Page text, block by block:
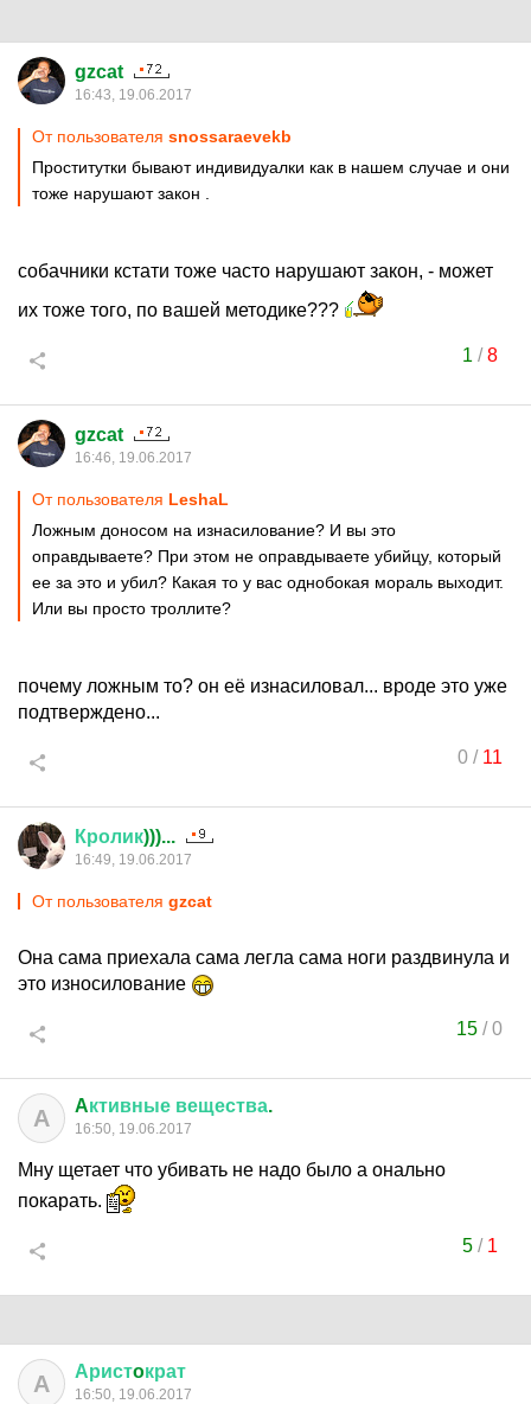
gzcat
16:43, 19.06.2017
От пользователя snossaraevekb
Проститутки бывают индивидуалки как в нашем случае и они
тоже нарушают закон .
собачники кстати тоже часто нарушают закон, - может
их тоже того, по вашей методике???
1 /8
gzcat
16:46, 19.06.2017
От пользователя LeshaL
Ложным доносом на изнасилование? И вы это
оправдываете? При этом не оправдываете убийцу, который
ее за это и убил? Какая то у вас однобокая мораль выходит.
Или вы просто троллите?
почему ложным то? он её изнасиловал... вроде это уже
подтверждено...
0/ 11
Кролик)))...
16:49, 19.06.2017
От пользователя gzcat
Она сама приехала сама легла сама ноги раздвинула и
это износилование
15 /0
A Aктивные вещества.
16:50, 19.06.2017
Мну щетает что убивать не надо было а онально
покарать.
5/ 1
А Аристoкрат
16:50, 19.06.2017